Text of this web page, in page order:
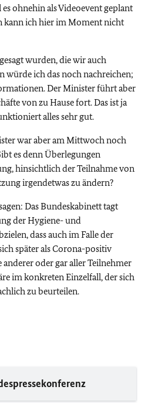
ohnehin als Videoevent geplant
kann ich hier im Moment nicht
wurden, die wir auch
würde ich das noch nachreichen;
Der Minister führt aber
von zu Hause fort. Das ist ja
alles sehr gut.
war aber am Mittwoch noch
es denn Überlegungen
hinsichtlich der Teilnahme von
irgendetwas zu ändern?
Das Bundeskabinett tagt
der Hygiene- und
dass auch im Falle der
später als Corona-positiv
anderer oder gar aller Teilnehmer
im konkreten Einzelfall, der sich
zu beurteilen.